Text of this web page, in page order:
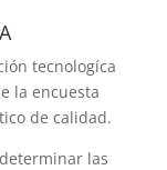
tecnologíca
la encuesta
de calidad.
las